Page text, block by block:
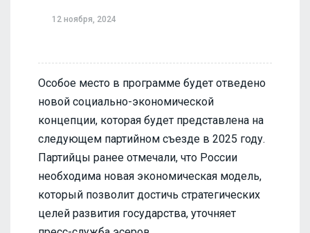
12 ноября, 2024
Особое место в программе будет отведено
новой социально-экономической
концепции, которая будет представлена на
следующем партийном съезде в 2025 году.
Партийцы ранее отмечали, что России
необходима новая экономическая модель,
который позволит достичь стратегических
целей развития государства, уточняет